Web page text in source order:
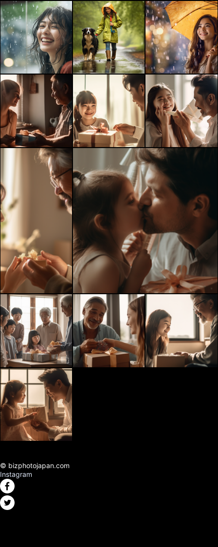
© bizphotojapan.com
Instagram